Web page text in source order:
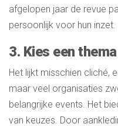
afgelopen jaar de revue
persoonlijk voor hun inzet.
3. Kies een thema
Het lijkt misschien cliché,
maar veel organisaties
belangrijke events. Het
van keuzes. Door